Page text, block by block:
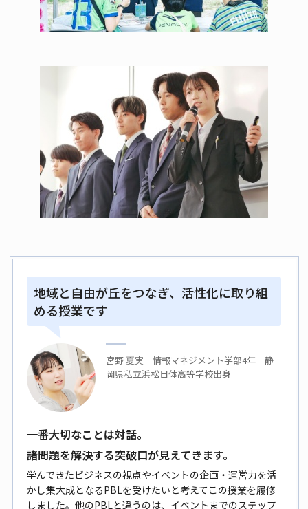
地域と自由が丘をつなぎ、活性化に取り組
める授業です
宮野 夏実 情報マネジメント学部4年 静
岡県私立浜松日体高等学校出身
一番大切なことは対話。
諸問題を解決する突破口が見えてきます。
学んできたビジネスの視点やイベントの企画・運営力を活
かし集大成となるPBLを受けたいと考えてこの授業を履修
しました。他のPBLと違うのは、イベントまでのステップ